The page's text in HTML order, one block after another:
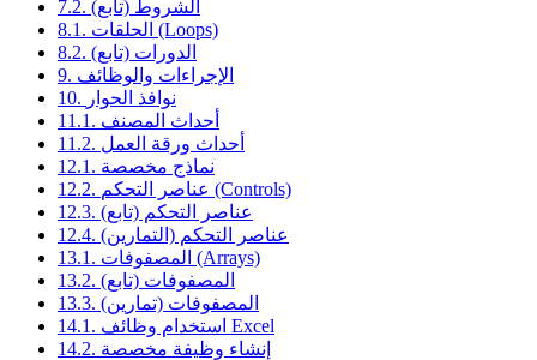
7.2. الشروط (تابع)
8.1. الحلقات (Loops)
8.2. الدورات (تابع)
9. الإجراءات والوظائف
10. نوافذ الحوار
11.1. أحداث المصنف
11.2. أحداث ورقة العمل
12.1. نماذج مخصصة
12.2. عناصر التحكم (Controls)
12.3. عناصر التحكم (تابع)
12.4. عناصر التحكم (التمارين)
13.1. المصفوفات (Arrays)
13.2. المصفوفات (تابع)
13.3. المصفوفات (تمارين)
14.1. استخدام وظائف Excel
14.2. إنشاء وظيفة مخصصة